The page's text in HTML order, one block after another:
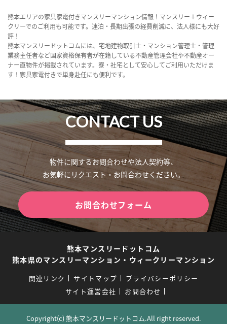
熊本エリアの家具家電付きマンスリーマンション情報！マンスリー＋ウィー
クリーでのご利用も可能です。連泊・長期出張の経費削減に、法人様にも大好
評！
熊本マンスリードットコムには、宅地建物取引士・マンション管理士・管理
業務主任者など国家資格保有者が在籍している不動産管理会社や不動産オー
ナー直物件が掲載されています。寮・社宅として安心してご利用いただけま
す！家具家電付きで単身赴任にも便利です。
CONTACT US
物件に関するお問合わせや法人契約等、
お気軽にリクエスト・お問合わせください。
お問合わせフォーム
熊本マンスリードットコム
熊本県のマンスリーマンション・ウィークリーマンション
関連リンク サイトマップ
プライバシーポリシー
サイト運営会社
お問合わせ
Copyright(c) 熊本マンスリードットコム.All right reserved.